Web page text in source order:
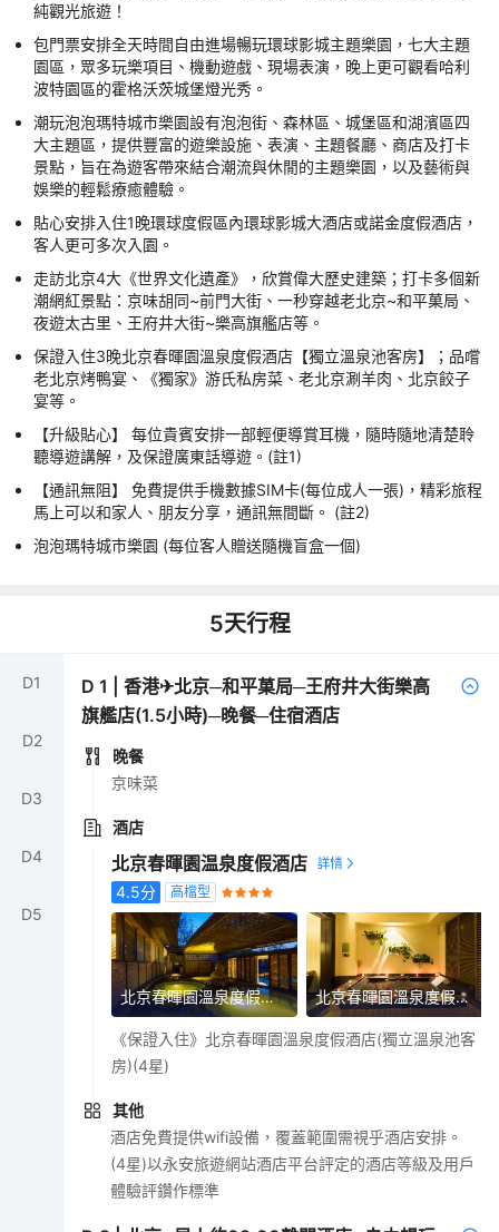
純觀光旅遊！
包門票安排全天時間自由進場暢玩環球影城主題樂園，七大主題
園區，眾多玩樂項目、機動遊戲、現場表演，晚上更可觀看哈利
波特園區的霍格沃茨城堡燈光秀。
潮玩泡泡瑪特城市樂園設有泡泡街、森林區、城堡區和湖濱區四
大主題區，提供豐富的遊樂設施、表演、主題餐廳、商店及打卡
景點，旨在為遊客帶來結合潮流與休閒的主題樂園，以及藝術與
娛樂的輕鬆療癒體驗。
貼心安排入住1晚環球度假區內環球影城大酒店或諾金度假酒店，
客人更可多次入園。
走訪北京4大《世界文化遺產》，欣賞偉大歷史建築；打卡多個新
潮網紅景點：京味胡同~前門大街、一秒穿越老北京~和平菓局、
夜遊太古里、王府井大街~樂高旗艦店等。
保證入住3晚北京春暉園溫泉度假酒店【獨立溫泉池客房】；品嚐
老北京烤鴨宴、《獨家》游氏私房菜、老北京涮羊肉、北京餃子
宴等。
【升級貼心】 每位貴賓安排一部輕便導賞耳機，隨時隨地清楚聆
聽導遊講解，及保證廣東話導遊。(註1)
【通訊無阻】 免費提供手機數據SIM卡(每位成人一張)，精彩旅程
馬上可以和家人、朋友分享，通訊無間斷。 (註2)
泡泡瑪特城市樂園 (每位客人贈送隨機盲盒一個)
5天行程
D1
D2
D3
D4
D5
D1 |香港✈北京─和平菓局─王府井大街樂高
旗艦店(1.5小時)─晚餐─住宿酒店
晚餐
京味菜
酒店
北京春暉園温泉度假酒店
4.5分 高檔型
北京春暉園溫泉度假酒店 北京春暉園溫泉度假酒店
《保證入住》北京春暉園溫泉度假酒店(獨立溫泉池客
房)(4星)
其他
酒店免費提供wifi設備，覆蓋範圍需視乎酒店安排。
(4星)以永安旅遊網站酒店平台評定的酒店等級及用戶
體驗評鑽作標準